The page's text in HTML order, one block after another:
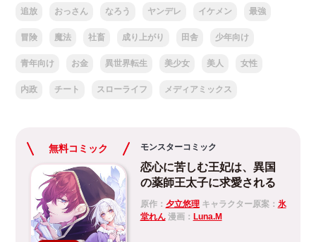
追放 おっさん なろう ヤンデレ イケメン 最強
冒険 魔法 社畜 成り上がり 田舎 少年向け
青年向け お金 異世界転生 美少女 美人 女性
内政 チート スローライフ メディアミックス
無料コミック モンスターコミック
恋心に苦しむ王妃は、異国
の薬師王太子に求愛される
原作： 夕立悠理キャラクター原案： 氷
堂れん漫画： Luna.M